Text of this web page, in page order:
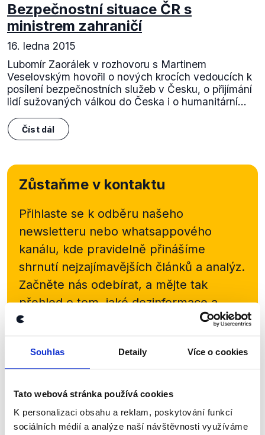
Souhlas Detaily Více o cookies
Tato webová stránka používá cookies
K personalizaci obsahu a reklam, poskytování funkcí
sociálních médií a analýze naší návštěvnosti využíváme
Bezpečnostní situace ČR s
ministrem zahraničí
16. ledna 2015
Lubomír Zaorálek v rozhovoru s Martinem
Veselovským hovořil o nových krocích vedoucích k
posílení bezpečnostních služeb v Česku, o přijímání
lidí sužovaných válkou do Česka i o humanitární...
Číst dál
Zůstaňme v kontaktu
Přihlaste se k odběru našeho
newsletteru nebo whatsappového
kanálu, kde pravidelně přinášíme
shrnutí nejzajímavějších článků a analýz.
Začněte nás odebírat, a mějte tak
přehled o tom, jaké dezinformace a
nepravdy se zrovna v Česku šíří.
Newsletter WhatsApp
Sociální sítě